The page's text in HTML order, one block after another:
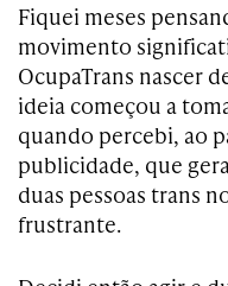
Fiquei meses
movimento
OcupaTrans nascer
ideia começou a
quando percebi, ao
publicidade, que
duas pessoas trans
frustrante.